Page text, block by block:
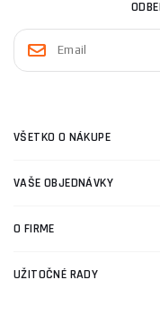
VŠETKO O NÁKUPE
VAŠE OBJEDNÁVKY
O FIRME
UŽITOČNÉ RADY